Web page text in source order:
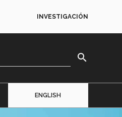
INVESTIGACIÓN
search
ENGLISH